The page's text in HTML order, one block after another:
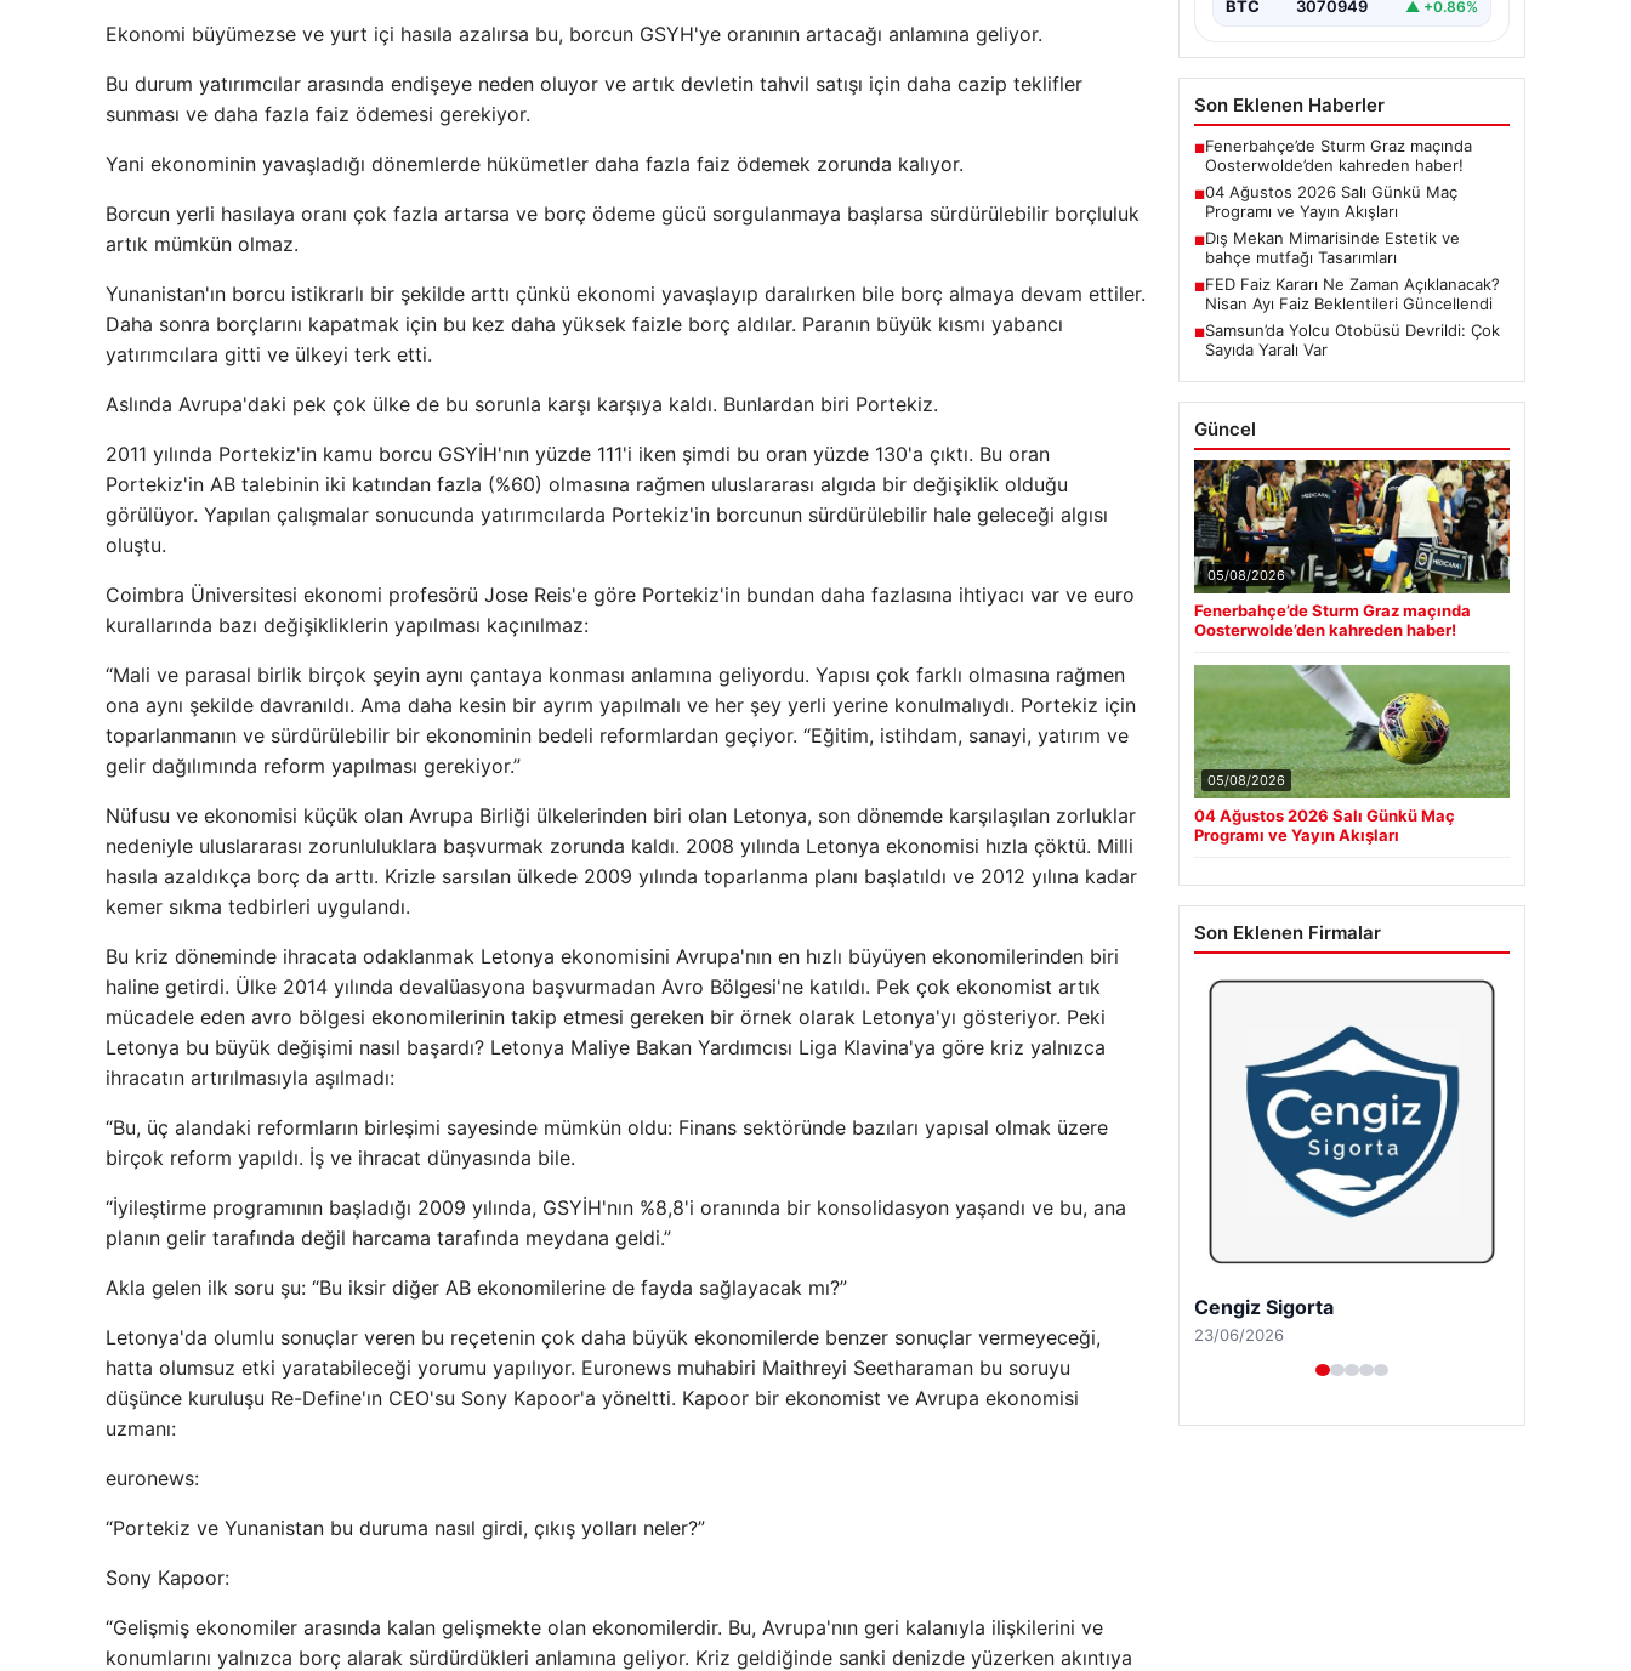
Ekonomi büyümezse ve yurt içi hasıla azalırsa bu, borcun GSYH'ye oranının artacağı anlamına geliyor.
Bu durum yatırımcılar arasında endişeye neden oluyor ve artık devletin tahvil satışı için daha cazip teklifler
sunması ve daha fazla faiz ödemesi gerekiyor.
Yani ekonominin yavaşladığı dönemlerde hükümetler daha fazla faiz ödemek zorunda kalıyor.
Borcun yerli hasılaya oranı çok fazla artarsa ​​ve borç ödeme gücü sorgulanmaya başlarsa sürdürülebilir borçluluk
artık mümkün olmaz.
Yunanistan'ın borcu istikrarlı bir şekilde arttı çünkü ekonomi yavaşlayıp daralırken bile borç almaya devam ettiler.
Daha sonra borçlarını kapatmak için bu kez daha yüksek faizle borç aldılar. Paranın büyük kısmı yabancı
yatırımcılara gitti ve ülkeyi terk etti.
Aslında Avrupa'daki pek çok ülke de bu sorunla karşı karşıya kaldı. Bunlardan biri Portekiz.
2011 yılında Portekiz'in kamu borcu GSYİH'nın yüzde 111'i iken şimdi bu oran yüzde 130'a çıktı. Bu oran
Portekiz'in AB talebinin iki katından fazla (%60) olmasına rağmen uluslararası algıda bir değişiklik olduğu
görülüyor. Yapılan çalışmalar sonucunda yatırımcılarda Portekiz'in borcunun sürdürülebilir hale geleceği algısı
oluştu.
Coimbra Üniversitesi ekonomi profesörü Jose Reis'e göre Portekiz'in bundan daha fazlasına ihtiyacı var ve euro
kurallarında bazı değişikliklerin yapılması kaçınılmaz:
“Mali ve parasal birlik birçok şeyin aynı çantaya konması anlamına geliyordu. Yapısı çok farklı olmasına rağmen
ona aynı şekilde davranıldı. Ama daha kesin bir ayrım yapılmalı ve her şey yerli yerine konulmalıydı. Portekiz için
toparlanmanın ve sürdürülebilir bir ekonominin bedeli reformlardan geçiyor. “Eğitim, istihdam, sanayi, yatırım ve
gelir dağılımında reform yapılması gerekiyor.”
Nüfusu ve ekonomisi küçük olan Avrupa Birliği ülkelerinden biri olan Letonya, son dönemde karşılaşılan zorluklar
nedeniyle uluslararası zorunluluklara başvurmak zorunda kaldı. 2008 yılında Letonya ekonomisi hızla çöktü. Milli
hasıla azaldıkça borç da arttı. Krizle sarsılan ülkede 2009 yılında toparlanma planı başlatıldı ve 2012 yılına kadar
kemer sıkma tedbirleri uygulandı.
Bu kriz döneminde ihracata odaklanmak Letonya ekonomisini Avrupa'nın en hızlı büyüyen ekonomilerinden biri
haline getirdi. Ülke 2014 yılında devalüasyona başvurmadan Avro Bölgesi'ne katıldı. Pek çok ekonomist artık
mücadele eden avro bölgesi ekonomilerinin takip etmesi gereken bir örnek olarak Letonya'yı gösteriyor. Peki
Letonya bu büyük değişimi nasıl başardı? Letonya Maliye Bakan Yardımcısı Liga Klavina'ya göre kriz yalnızca
ihracatın artırılmasıyla aşılmadı:
“Bu, üç alandaki reformların birleşimi sayesinde mümkün oldu: Finans sektöründe bazıları yapısal olmak üzere
birçok reform yapıldı. İş ve ihracat dünyasında bile.
“İyileştirme programının başladığı 2009 yılında, GSYİH'nın %8,8'i oranında bir konsolidasyon yaşandı ve bu, ana
planın gelir tarafında değil harcama tarafında meydana geldi.”
Akla gelen ilk soru şu: “Bu iksir diğer AB ekonomilerine de fayda sağlayacak mı?”
Letonya'da olumlu sonuçlar veren bu reçetenin çok daha büyük ekonomilerde benzer sonuçlar vermeyeceği,
hatta olumsuz etki yaratabileceği yorumu yapılıyor. Euronews muhabiri Maithreyi Seetharaman bu soruyu
düşünce kuruluşu Re-Define'ın CEO'su Sony Kapoor'a yöneltti. Kapoor bir ekonomist ve Avrupa ekonomisi
uzmanı:
euronews:
“Portekiz ve Yunanistan bu duruma nasıl girdi, çıkış yolları neler?”
Sony Kapoor:
“Gelişmiş ekonomiler arasında kalan gelişmekte olan ekonomilerdir. Bu, Avrupa'nın geri kalanıyla ilişkilerini ve
konumlarını yalnızca borç alarak sürdürdükleri anlamına geliyor. Kriz geldiğinde sanki denizde yüzerken akıntıya
BTC 3070949 ▲ +0.86%
Son Eklenen Haberler
■Fenerbahçe’de Sturm Graz maçında
Oosterwolde’den kahreden haber!
■04 Ağustos 2026 Salı Günkü Maç
Programı ve Yayın Akışları
■Dış Mekan Mimarisinde Estetik ve
bahçe mutfağı Tasarımları
■FED Faiz Kararı Ne Zaman Açıklanacak?
Nisan Ayı Faiz Beklentileri Güncellendi
■Samsun’da Yolcu Otobüsü Devrildi: Çok
Sayıda Yaralı Var
Güncel
05/08/2026
Fenerbahçe’de Sturm Graz maçında
Oosterwolde’den kahreden haber!
05/08/2026
04 Ağustos 2026 Salı Günkü Maç
Programı ve Yayın Akışları
Son Eklenen Firmalar
Hastaş Beton
26/05/2026